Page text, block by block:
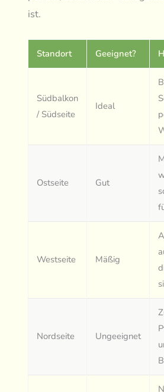
ist.
Standort Geeignet?
Südbalkon
/ Südseite
Ideal
Ostseite Gut
Westseite Mäßig
Nordseite Ungeeignet